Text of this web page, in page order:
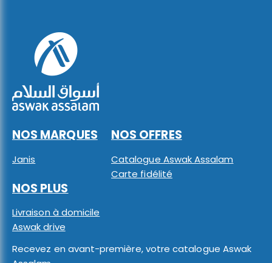
NOS MARQUES
Janis
NOS OFFRES
Catalogue Aswak Assalam
Carte fidélité
NOS PLUS
Livraison à domicile
Aswak drive
Recevez en avant-première, votre catalogue Aswak